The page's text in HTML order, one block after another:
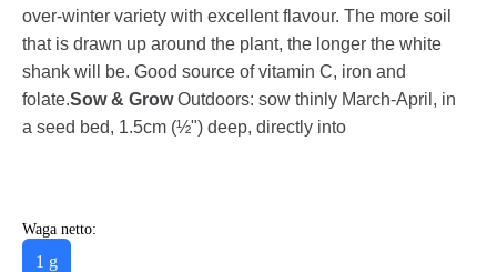
over-winter variety with excellent flavour. The more soil
that is drawn up around the plant, the longer the white
shank will be. Good source of vitamin C, iron and
folate.Sow & GrowOutdoors: sow thinly March-April, in
a seed bed, 1.5cm (½") deep, directly into
Waga netto:
1 g